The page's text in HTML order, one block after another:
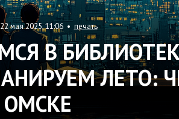
мая 2025, 11:06 • печать
В
ЛЕТО: